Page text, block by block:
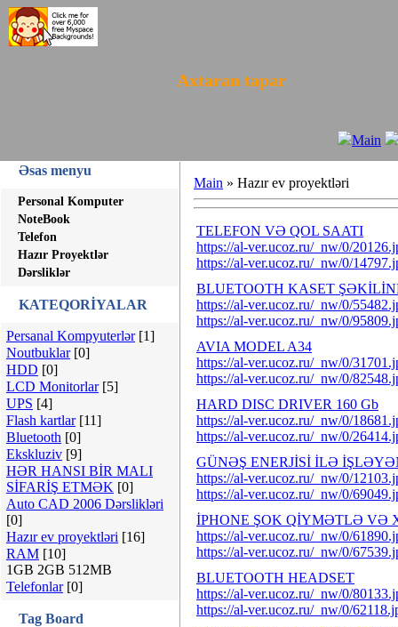
Axtaran tapar
Main
Əsas menyu
Personal Komputer
NoteBook
Telefon
Hazır Proyektlər
Dərsliklər
KATEQORİYALAR
Persanal Kompyuterlər [1]
Noutbuklar [0]
HDD [0]
LCD Monitorlar [5]
UPS [4]
Flash kartlar [11]
Bluetooth [0]
Ekskluziv [9]
HƏR HANSI BİR MALI
SİFARİŞ ETMƏK [0]
Auto CAD 2006 Dərslikləri
[0]
Hazır ev proyektləri [16]
RAM [10]
1GB 2GB 512MB
Telefonlar [0]
Tag Board
Main » Hazır ev proyektləri
TELEFON VƏ QOL SAATI
https://al-ver.ucoz.ru/_nw/0/
https://al-ver.ucoz.ru/_nw/0/
BLUETOOTH KASET
https://al-ver.ucoz.ru/_nw/0/
https://al-ver.ucoz.ru/_nw/0/
AVIA MODEL A34
https://al-ver.ucoz.ru/_nw/0/
https://al-ver.ucoz.ru/_nw/0/
HARD DISC DRIVER 160 Gb
https://al-ver.ucoz.ru/_nw/0/
https://al-ver.ucoz.ru/_nw/0/
GÜNƏŞ ENERJİSİ İLƏ
https://al-ver.ucoz.ru/_nw/0/
https://al-ver.ucoz.ru/_nw/0/
İPHONE ŞOK QİYMƏTLƏ VƏ
https://al-ver.ucoz.ru/_nw/0/
https://al-ver.ucoz.ru/_nw/0/
BLUETOOTH HEADSET
https://al-ver.ucoz.ru/_nw/0/
https://al-ver.ucoz.ru/_nw/0/